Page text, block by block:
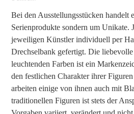
Bei den Ausstellungsstücken handelt
Serienprodukte sondern um Unikate.
jeweiligen Künstler individuell per
Drechselbank gefertigt. Die
leuchtenden Farben ist ein
den festlichen Charakter ihrer
arbeiten einige von ihnen auch mit
traditionellen Figuren ist stets der